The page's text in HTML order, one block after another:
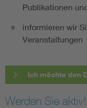
Publikationen
informieren wir
Veranstaltungen
Ich möchte den
Werden Sie aktiv!